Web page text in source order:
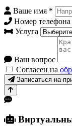
Ваше имя *
Номер телефона
Услуга
Ваш вопрос
Согласен на
Записаться на